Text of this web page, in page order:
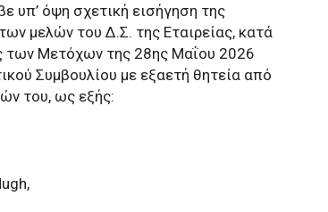
υπ’ όψη σχετική εισήγηση της
μελών του Δ.Σ. της Εταιρείας, κατά
των Μετόχων της 28ης Μαΐου 2026
Συμβουλίου με εξαετή θητεία από
του, ως εξής: